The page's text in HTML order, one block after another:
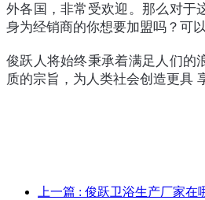
外各国，非常受欢迎。那么对于
身为经销商的你想要加盟吗？可
俊跃人将始终秉承着满足人们的
质的宗旨，为人类社会创造更具
上一篇 : 俊跃卫浴生产厂家在